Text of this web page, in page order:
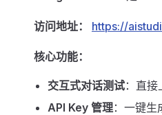
访问地址： https://
核心功能：
交互式对话测试：直
API Key 管理：一键